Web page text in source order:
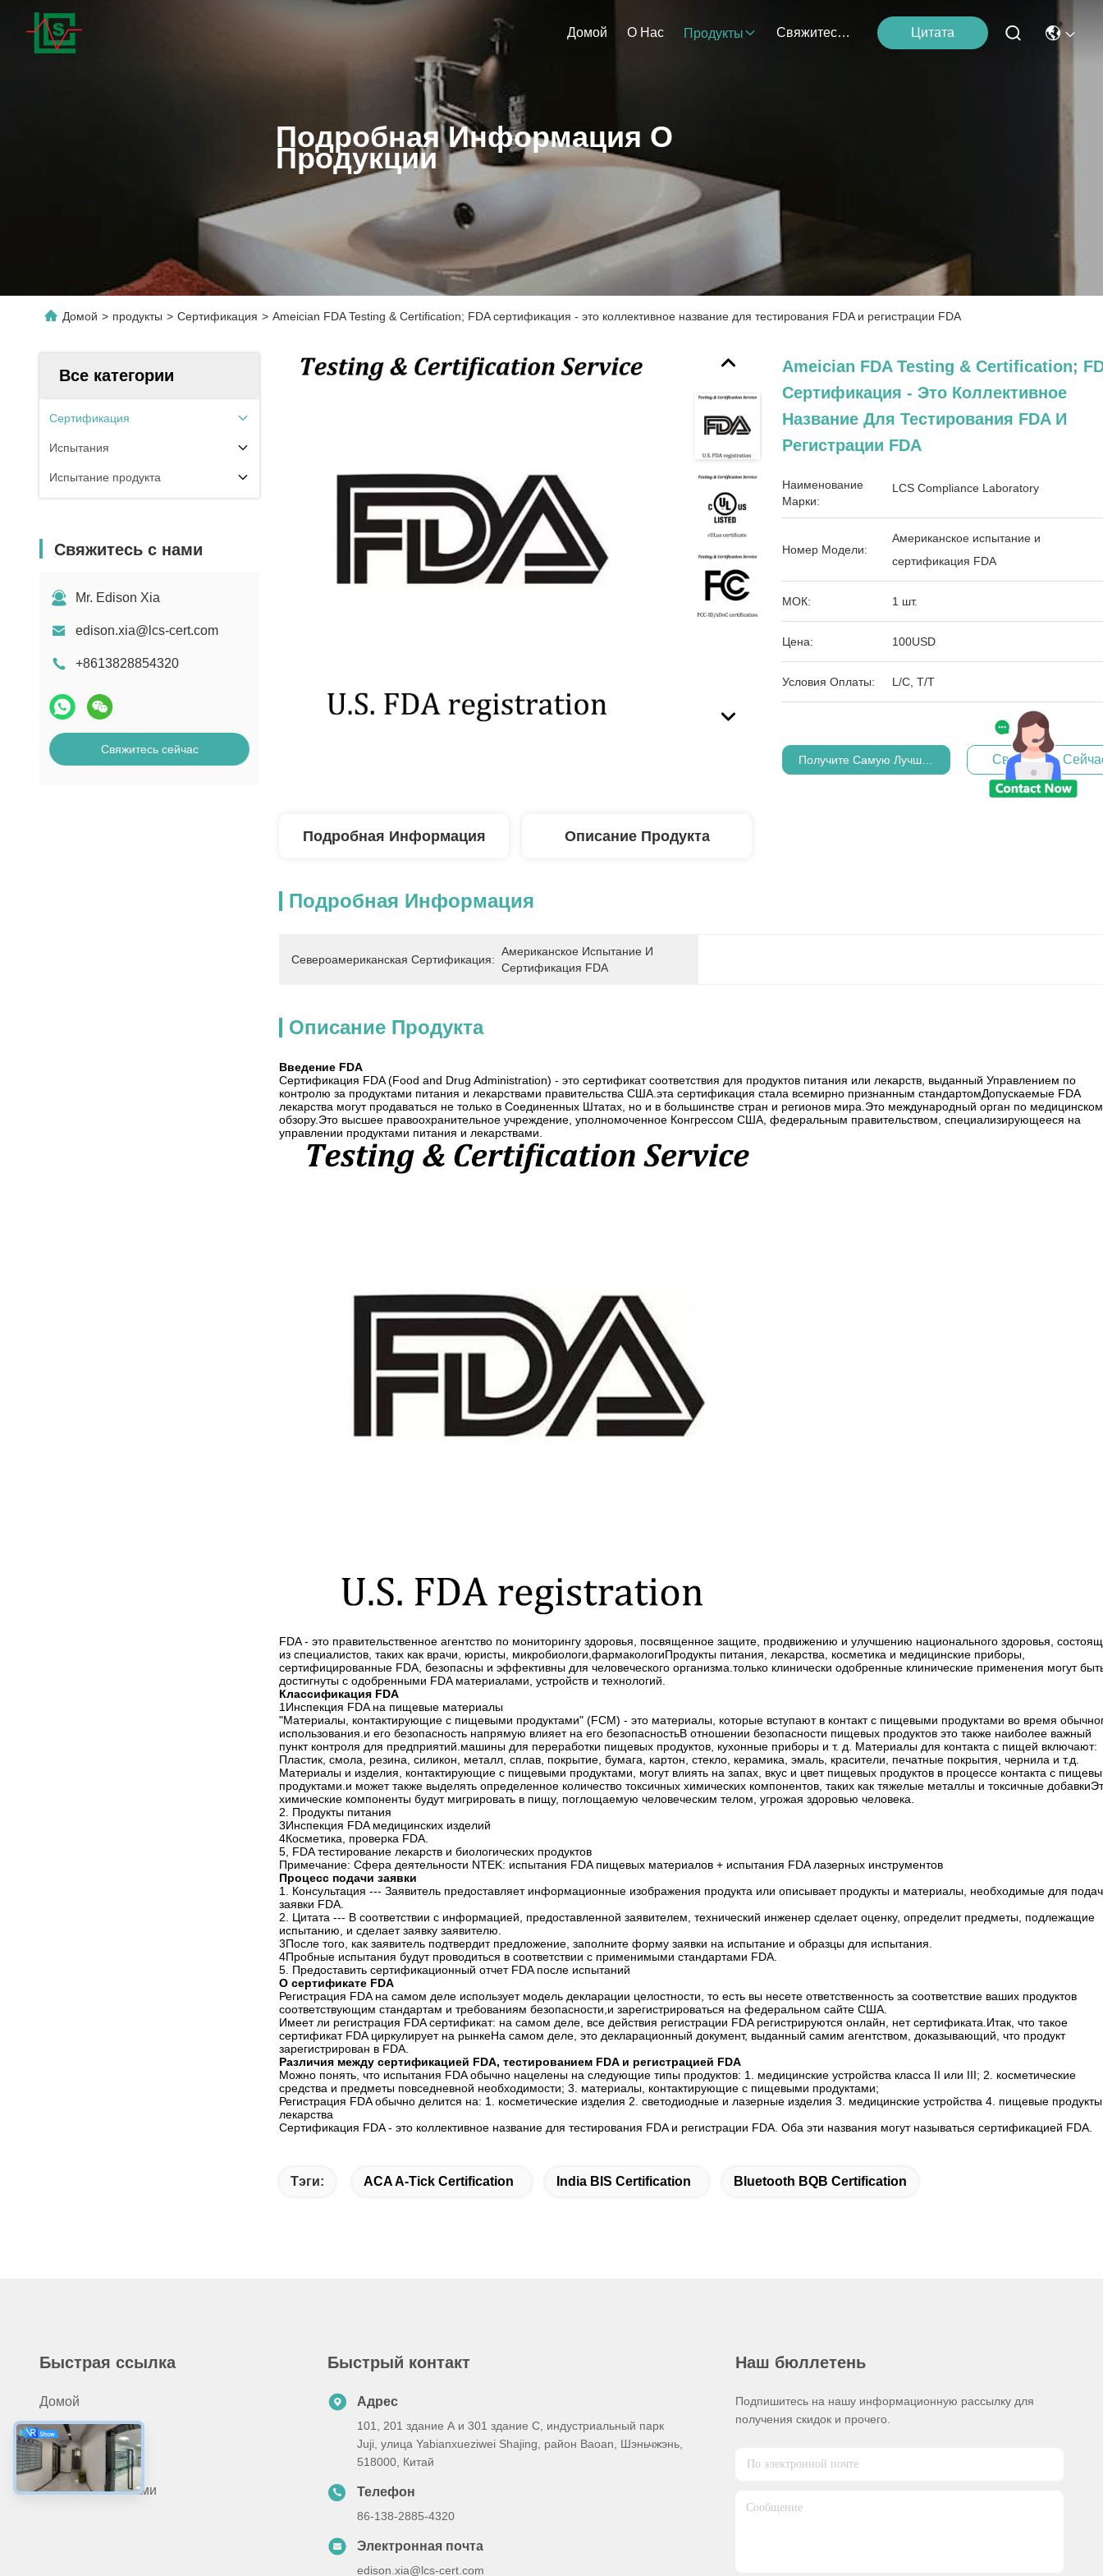
Домой О Нас Продукты Свяжитесь С Нами Цитата
Подробная Информация О
Продукции
Домой > продукты > Сертификация > Ameician FDA Testing & Certification; FDA сертификация - это коллективное название для тестирования FDA и регистрации FDA
Все категории
Сертификация
Испытания
Испытание продукта
Свяжитесь с нами
Mr. Edison Xia
edison.xia@lcs-cert.com
+8613828854320
Свяжитесь сейчас
Ameician FDA Testing & Certification;
Сертификация - Это Коллективное
Название Для Тестирования FDA И
Регистрации FDA
Наименование
Марки:
LCS Compliance Laboratory
Номер Модели:
Американское испытание и
сертификация FDA
МОК: 1 шт.
Цена: 100USD
Условия Оплаты: L/C, T/T
Получите Самую Лучшую Цену Свяжитесь
Подробная Информация Описание Продукта
Подробная Информация
Североамериканская Сертификация:
Американское Испытание И
Сертификация FDA
Описание Продукта
Введение FDA
Сертификация FDA (Food and Drug Administration) - это сертификат соответствия для продуктов питания или лекарств, выданный Управлением по
контролю за продуктами питания и лекарствами правительства США.эта сертификация стала всемирно признанным стандартомДопускаемые FDA
лекарства могут продаваться не только в Соединенных Штатах, но и в большинстве стран и регионов мира.Это международный орган по
обзору.Это высшее правоохранительное учреждение, уполномоченное Конгрессом США, федеральным правительством, специализирующееся на
управлении продуктами питания и лекарствами.
FDA - это правительственное агентство по мониторингу здоровья, посвященное защите, продвижению и улучшению национального здоровья,
из специалистов, таких как врачи, юристы, микробиологи,фармакологиПродукты питания, лекарства, косметика и медицинские приборы,
сертифицированные FDA, безопасны и эффективны для человеческого организма.только клинически одобренные клинические применения могут
достигнуты с одобренными FDA материалами, устройств и технологий.
Классификация FDA
1Инспекция FDA на пищевые материалы
"Материалы, контактирующие с пищевыми продуктами" (FCM) - это материалы, которые вступают в контакт с пищевыми продуктами во время
использования.и его безопасность напрямую влияет на его безопасностьВ отношении безопасности пищевых продуктов это также наиболее важный
пункт контроля для предприятий.машины для переработки пищевых продуктов, кухонные приборы и т. д. Материалы для контакта с пищей включают:
Пластик, смола, резина, силикон, металл, сплав, покрытие, бумага, картон, стекло, керамика, эмаль, красители, печатные покрытия, чернила и т.д.
Материалы и изделия, контактирующие с пищевыми продуктами, могут влиять на запах, вкус и цвет пищевых продуктов в процессе контакта с
продуктами.и может также выделять определенное количество токсичных химических компонентов, таких как тяжелые металлы и токсичные
химические компоненты будут мигрировать в пищу, поглощаемую человеческим телом, угрожая здоровью человека.
2. Продукты питания
3Инспекция FDA медицинских изделий
4Косметика, проверка FDA.
5, FDA тестирование лекарств и биологических продуктов
Примечание: Сфера деятельности NTEK: испытания FDA пищевых материалов + испытания FDA лазерных инструментов
Процесс подачи заявки
1. Консультация --- Заявитель предоставляет информационные изображения продукта или описывает продукты и материалы, необходимые для
заявки FDA.
2. Цитата --- В соответствии с информацией, предоставленной заявителем, технический инженер сделает оценку, определит предметы, подлежащие
испытанию, и сделает заявку заявителю.
3После того, как заявитель подтвердит предложение, заполните форму заявки на испытание и образцы для испытания.
4Пробные испытания будут проводиться в соответствии с применимыми стандартами FDA.
5. Предоставить сертификационный отчет FDA после испытаний
О сертификате FDA
Регистрация FDA на самом деле использует модель декларации целостности, то есть вы несете ответственность за соответствие ваших продуктов
соответствующим стандартам и требованиям безопасности,и зарегистрироваться на федеральном сайте США.
Имеет ли регистрация FDA сертификат: на самом деле, все действия регистрации FDA регистрируются онлайн, нет сертификата.Итак, что такое
сертификат FDA циркулирует на рынкеНа самом деле, это декларационный документ, выданный самим агентством, доказывающий, что продукт
зарегистрирован в FDA.
Различия между сертификацией FDA, тестированием FDA и регистрацией FDA
Можно понять, что испытания FDA обычно нацелены на следующие типы продуктов: 1. медицинские устройства класса II или III; 2. косметические
средства и предметы повседневной необходимости; 3. материалы, контактирующие с пищевыми продуктами;
Регистрация FDA обычно делится на: 1. косметические изделия 2. светодиодные и лазерные изделия 3. медицинские устройства 4. пищевые
лекарства
Сертификация FDA - это коллективное название для тестирования FDA и регистрации FDA. Оба эти названия могут называться сертификацией FDA.
Тэги: ACA A-Tick Certification India BIS Certification Bluetooth BQB Certification
Быстрая ссылка
Домой
Продукты
О Нас
Свяжитесь С Нами
Быстрый контакт
Адрес
101, 201 здание А и 301 здание С, индустриальный парк
Juji, улица Yabianxueziwei Shajing, район Baoan, Шэньчжэнь,
518000, Китай
Телефон
86-138-2885-4320
Электронная почта
edison.xia@lcs-cert.com
Наш бюллетень
Подпишитесь на нашу информационную рассылку для
получения скидок и прочего.